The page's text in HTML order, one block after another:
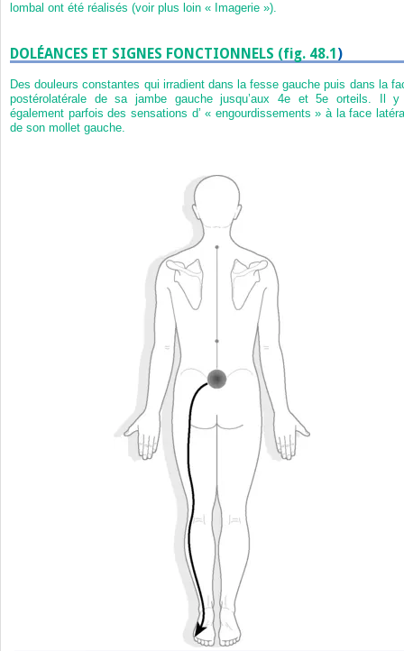
lombal ont été réalisés (voir plus loin « Imagerie »).
DOLÉANCES ET SIGNES FONCTIONNELS (fig. 48.1 )
Des douleurs constantes qui irradient dans la fesse gauche puis dans la
postérolatérale de sa jambe gauche jusqu’aux 4e et 5e orteils. Il y
également parfois des sensations d’ « engourdissements » à la face
de son mollet gauche.